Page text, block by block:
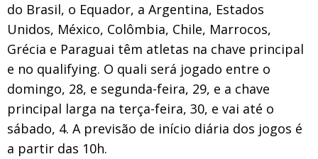
do Brasil, o Equador, a Argentina, Estados
Unidos, México, Colômbia, Chile, Marrocos,
Grécia e Paraguai têm atletas na chave principal
e no qualifying. O quali será jogado entre o
domingo, 28, e segunda-feira, 29, e a chave
principal larga na terça-feira, 30, e vai até o
sábado, 4. A previsão de início diária dos jogos é
a partir das 10h.